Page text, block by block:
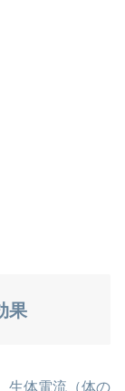
果
生体電流（体の